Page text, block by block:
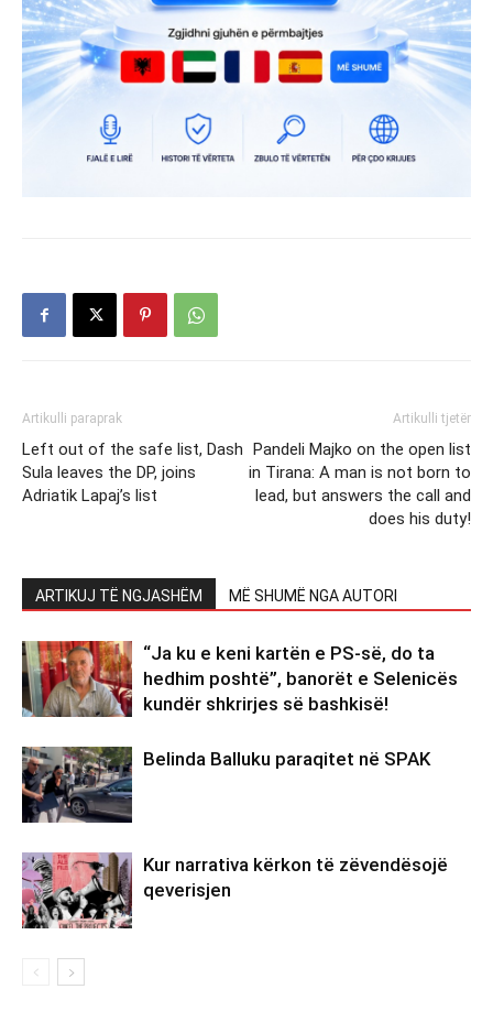
Artikulli paraprak
Left out of the safe list, Dash
Sula leaves the DP, joins
Adriatik Lapaj’s list
Artikulli tjetër
Pandeli Majko on the open list
in Tirana: A man is not born to
lead, but answers the call and
does his duty!
ARTIKUJ TË NGJASHËM MË SHUMË NGA AUTORI
“Ja ku e keni kartën e PS-së, do ta
hedhim poshtë”, banorët e Selenicës
kundër shkrirjes së bashkisë!
Belinda Balluku paraqitet në SPAK
Kur narrativa kërkon të zëvendësojë
qeverisjen